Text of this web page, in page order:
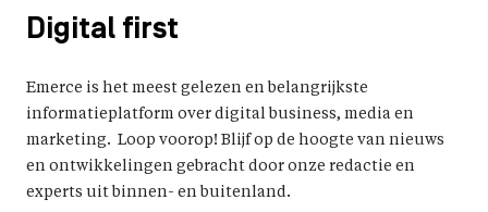
Digital first
Emerce is het meest gelezen en belangrijkste
informatieplatform over digital business, media en
marketing. Loop voorop! Blijf op de hoogte van nieuws
en ontwikkelingen gebracht door onze redactie en
experts uit binnen- en buitenland.